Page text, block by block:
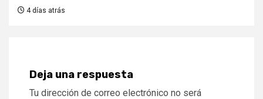
4 días atrás
Deja una respuesta
Tu dirección de correo electrónico no será